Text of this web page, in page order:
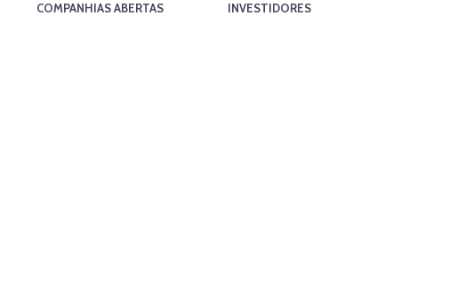
COMPANHIAS ABERTAS
INVESTIDORES